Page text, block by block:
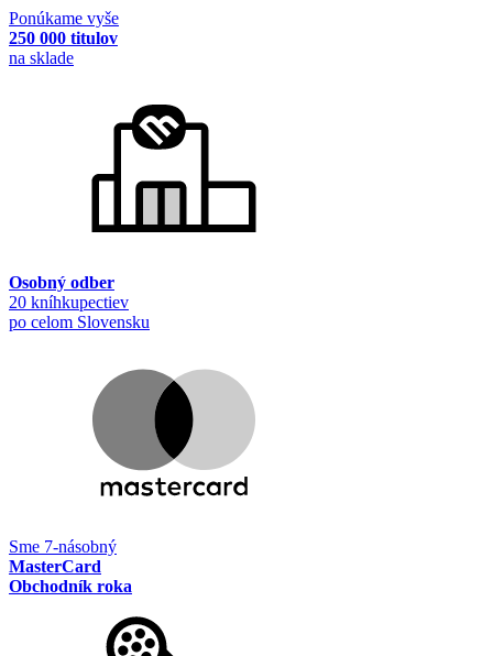
Ponúkame vyše
250 000 titulov
na sklade
Osobný odber
20 kníhkupectiev
po celom Slovensku
Sme 7-násobný
MasterCard
Obchodník roka